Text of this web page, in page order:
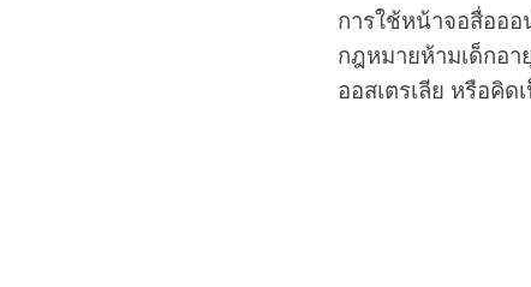
การใช้หน้าจอสื่อออ
กฎหมายห้ามเด็กอ
ออสเตรเลีย หรือคิ